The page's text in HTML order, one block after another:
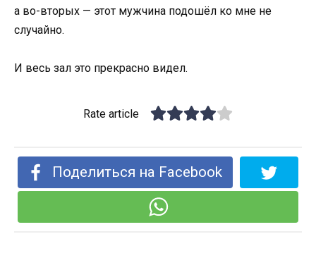
а во-вторых — этот мужчина подошёл ко мне не
случайно.
И весь зал это прекрасно видел.
Rate article
Поделиться на Facebook